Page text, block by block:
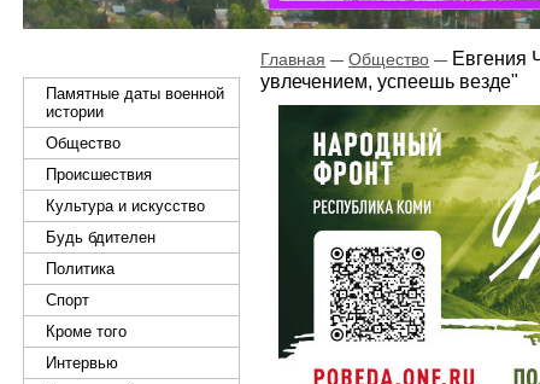
Памятные даты военной
истории
Общество
Происшествия
Культура и искусство
Будь бдителен
Политика
Спорт
Кроме того
Интервью
Главная Общество
Евгения
увлечением, успеешь везде"